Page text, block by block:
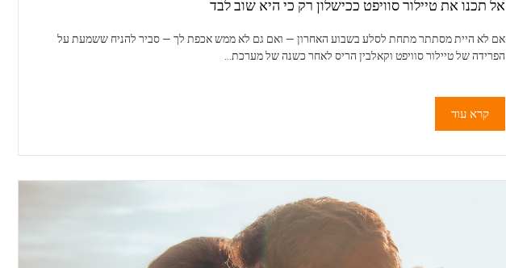
אל תכנו את טיילור סוויפט ככישלון רק כי היא שוב לבד
אם לא היית מסתתר מתחת לסלע בשבוע האחרון — ואם גם לא ממש אכפת לך — סביר להניח ששמעת על
הפרידה של טיילור סוויפט וקאלבין הריס לאחר כשנה של מערכת…
קרא עוד